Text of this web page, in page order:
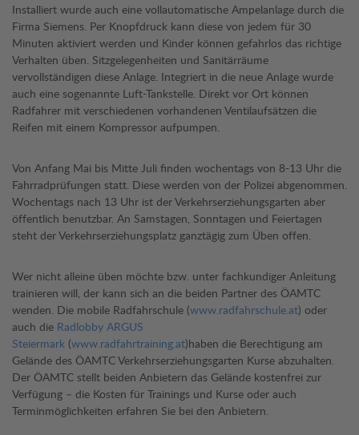
Installiert wurde auch eine vollautomatische Ampelanlage durch die
Firma Siemens. Per Knopfdruck kann diese von jedem für 30
Minuten aktiviert werden und Kinder können gefahrlos das richtige
Verhalten üben. Sitzgelegenheiten und Sanitärräume
vervollständigen diese Anlage. Integriert in die neue Anlage wurde
auch eine sogenannte Luft-Tankstelle. Direkt vor Ort können
Radfahrer mit verschiedenen vorhandenen Ventilaufsätzen die
Reifen mit einem Kompressor aufpumpen.
Von Anfang Mai bis Mitte Juli finden wochentags von 8-13 Uhr die
Fahrradprüfungen statt. Diese werden von der Polizei abgenommen.
Wochentags nach 13 Uhr ist der Verkehrserziehungsgarten aber
öffentlich benutzbar. An Samstagen, Sonntagen und Feiertagen
steht der Verkehrserziehungsplatz ganztägig zum Üben offen.
Wer nicht alleine üben möchte bzw. unter fachkundiger Anleitung
trainieren will, der kann sich an die beiden Partner des ÖAMTC
wenden. Die mobile Radfahrschule (www.radfahrschule.at) oder
auch die Radlobby ARGUS
Steiermark (www.radfahrtraining.at)haben die Berechtigung am
Gelände des ÖAMTC Verkehrserziehungsgarten Kurse abzuhalten.
Der ÖAMTC stellt beiden Anbietern das Gelände kostenfrei zur
Verfügung – die Kosten für Trainings und Kurse oder auch
Terminmöglichkeiten erfahren Sie bei den Anbietern.